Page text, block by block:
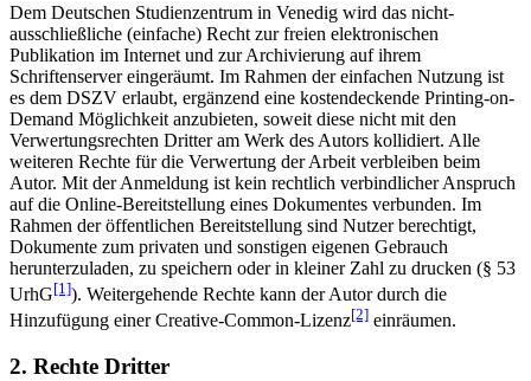
Dem Deutschen Studienzentrum in Venedig wird das nicht-
ausschließliche (einfache) Recht zur freien elektronischen
Publikation im Internet und zur Archivierung auf ihrem
Schriftenserver eingeräumt. Im Rahmen der einfachen Nutzung ist
es dem DSZV erlaubt, ergänzend eine kostendeckende Printing-on-
Demand Möglichkeit anzubieten, soweit diese nicht mit den
Verwertungsrechten Dritter am Werk des Autors kollidiert. Alle
weiteren Rechte für die Verwertung der Arbeit verbleiben beim
Autor. Mit der Anmeldung ist kein rechtlich verbindlicher Anspruch
auf die Online-Bereitstellung eines Dokumentes verbunden. Im
Rahmen der öffentlichen Bereitstellung sind Nutzer berechtigt,
Dokumente zum privaten und sonstigen eigenen Gebrauch
herunterzuladen, zu speichern oder in kleiner Zahl zu drucken (§ 53
UrhG[1]). Weitergehende Rechte kann der Autor durch die
Hinzufügung einer Creative-Common-Lizenz[2] einräumen.
2. Rechte Dritter